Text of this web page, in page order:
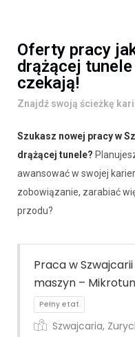
Oferty pracy
drążącej
czekają!
Znajdź swoją ścieżkę
Szukasz nowej pracy w
drążącej tunele?
awansować w swojej
zobowiązanie, zarabiać
przodu?
Praca w
maszyn –
Szwajcaria,